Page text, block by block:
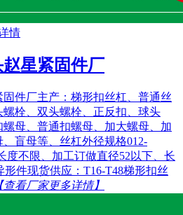
情
星紧固件厂
件厂主产：梯形扣丝杠、普通丝
栓、双头螺栓、正反扣、球头
母、普通扣螺母、加大螺母、加
盲母等、丝杠外径规格012-
度不限、加工订做直径52以下、长
形件现货供应：T16-T48梯形扣丝
查看厂家更多详情】